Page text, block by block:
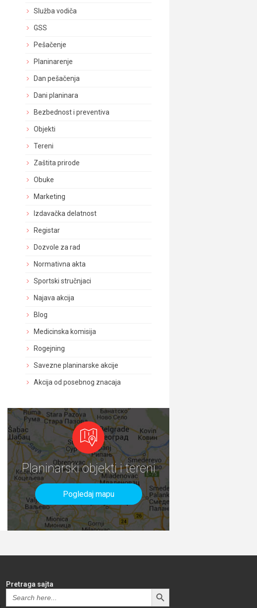
Služba vodiča
GSS
Pešačenje
Planinarenje
Dan pešačenja
Dani planinara
Bezbednost i preventiva
Objekti
Tereni
Zaštita prirode
Obuke
Marketing
Izdavačka delatnost
Registar
Dozvole za rad
Normativna akta
Sportski stručnjaci
Najava akcija
Blog
Medicinska komisija
Rogejning
Savezne planinarske akcije
Akcija od posebnog znacaja
Planinarski objekti i tereni
Pogledaj mapu
Pretraga sajta
Search
for:
SEARCH BUTTON